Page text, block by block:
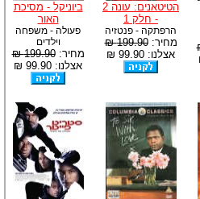
הטיטאנים: עונה 2
- חלק 1
הרפתקה - פנטזיה
מחיר:199.90 ₪
אצלנו: 99.90 ₪
ביוניקל - מסיכת
האור
פעולה - משפחה
וילדים
מחיר:199.90 ₪
אצלנו: 99.90 ₪